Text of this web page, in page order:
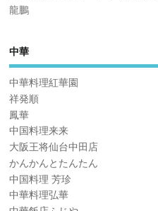
龍鵬
中華
中華料理紅華園
祥発順
鳳華
中国料理来来
大阪王将仙台中田店
かんかんとたんたん
中国料理 芳珍
中華料理弘華